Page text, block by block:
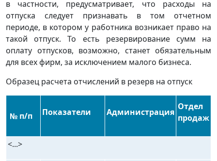
в частности, предусматривает, что расходы на
отпуска следует признавать в том отчетном
периоде, в котором у работника возникает право на
такой отпуск. То есть резервирование сумм на
оплату отпусков, возможно, станет обязательным
для всех фирм, за исключением малого бизнеса.
Образец расчета отчислений в резерв на отпуск
№ п/п Показатели Администрация
Отдел
продаж
<...>